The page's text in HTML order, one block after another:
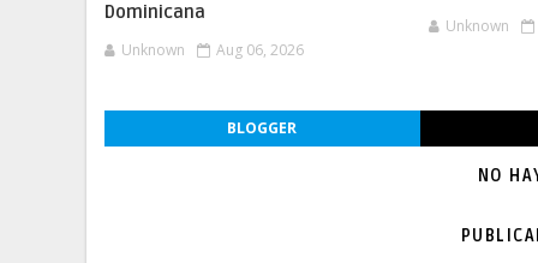
Dominicana
Unknown Aug 06, 2026
Unknown
BLOGGER
NO